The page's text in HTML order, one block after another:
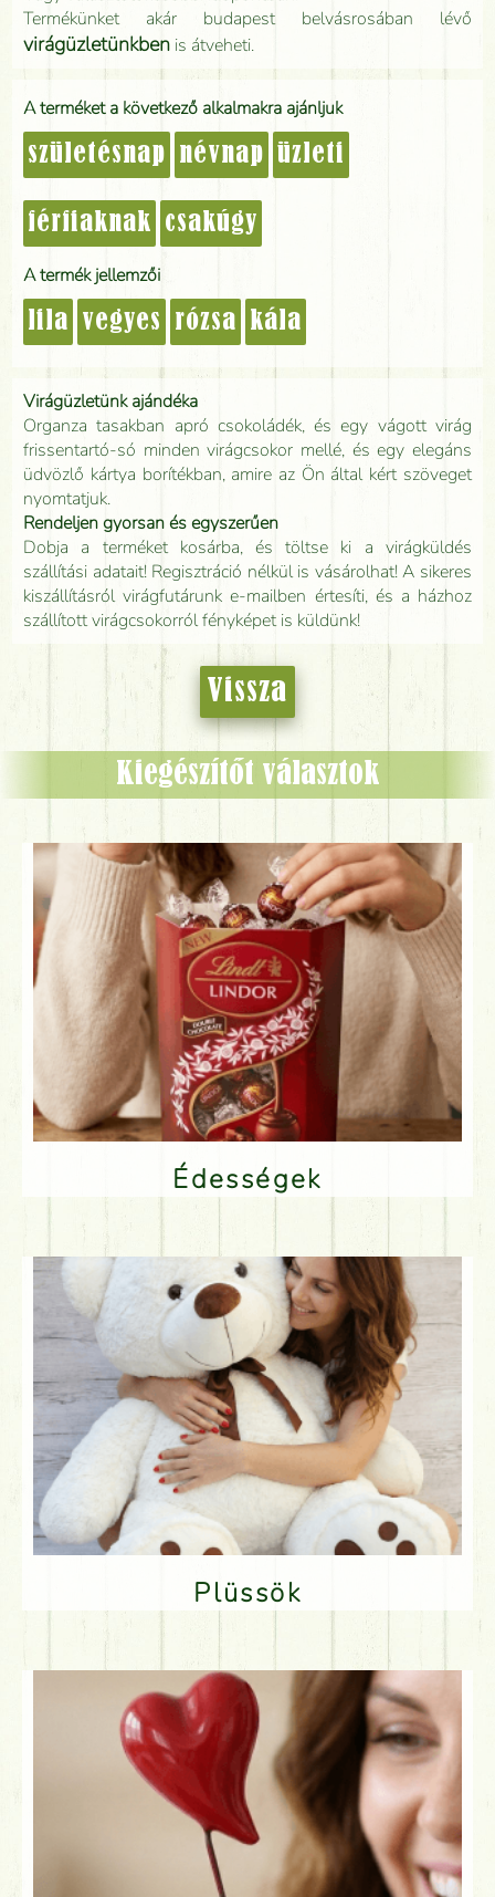
Termékünket akár budapest belvásrosában lévő
virágüzletünkben is átveheti.
A terméket a következő alkalmakra ajánljuk
születésnap névnap üzleti
férfiaknak csakúgy
A termék jellemzői
lila vegyes rózsa kála
Virágüzletünk ajándéka
Organza tasakban apró csokoládék, és egy vágott virág
frissentartó-só minden virágcsokor mellé, és egy elegáns
üdvözlő kártya borítékban, amire az Ön által kért szöveget
nyomtatjuk.
Rendeljen gyorsan és egyszerűen
Dobja a terméket kosárba, és töltse ki a virágküldés
szállítási adatait! Regisztráció nélkül is vásárolhat! A sikeres
kiszállításról virágfutárunk e-mailben értesíti, és a házhoz
szállított virágcsokorról fényképet is küldünk!
Vissza
Kiegészítőt választok
Édességek
Plüssök